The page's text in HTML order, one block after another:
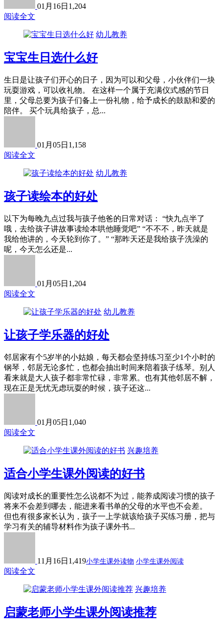
01月16日 1,204
阅读全文
幼儿教养
宝宝生日选什么好
生日是让孩子们开心的日子，因为可以和父母，小伙伴们一块
玩耍游戏，可以收礼物。 在这样一个属于充满仪式感的节日
里，父母总要为孩子们备上一份礼物，给予成长的鼓励和爱的
陪伴。 买个玩具给孩子，总...
01月05日 1,158
阅读全文
幼儿教养
孩子读绘本的好处
以下为每晚九点过我与孩子他爸的日常对话： “快九点半了
哦，去给孩子讲故事读绘本哄他睡觉吧” “不不不，昨天就是
我给他讲的，今天轮到你了。” “那昨天还是我给孩子洗澡的
呢，今天怎么还是...
01月05日 1,204
阅读全文
幼儿教养
让孩子学乐器的好处
邻居家有个5岁半的小姑娘，每天都会坚持练习至少1个小时的
钢琴，邻居无论多忙，也都会抽出时间来陪着孩子练琴。别人
看来就是大人孩子都非常忙碌，非常累。也有其他邻居不解，
现在正是无忧无虑玩耍的时候，孩子还这...
01月05日 1,040
阅读全文
兴趣培养
适合小学生课外阅读的好书
阅读对成长的重要性怎么说都不为过，能养成阅读习惯的孩子
将来不会差到哪去，能进来看书单的父母的水平也不会差。
但也有很多家长认为，孩子一上学就该给孩子买练习册，把与
学习有关的辅导材料作为孩子课外书...
11月16日 1,419小学生课外读物 小学生课外阅读
阅读全文
兴趣培养
启蒙老师小学生课外阅读推荐